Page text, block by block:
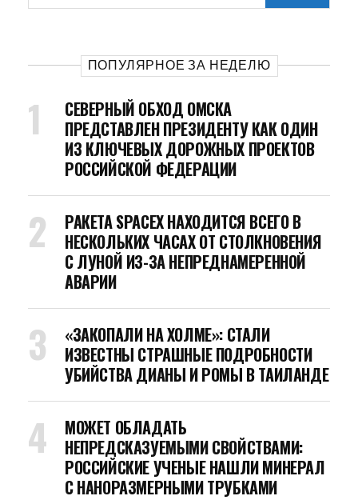
ПОПУЛЯРНОЕ ЗА НЕДЕЛЮ
СЕВЕРНЫЙ ОБХОД ОМСКА
ПРЕДСТАВЛЕН ПРЕЗИДЕНТУ КАК ОДИН
ИЗ КЛЮЧЕВЫХ ДОРОЖНЫХ ПРОЕКТОВ
РОССИЙСКОЙ ФЕДЕРАЦИИ
РАКЕТА SPACEX НАХОДИТСЯ ВСЕГО В
НЕСКОЛЬКИХ ЧАСАХ ОТ СТОЛКНОВЕНИЯ
С ЛУНОЙ ИЗ-ЗА НЕПРЕДНАМЕРЕННОЙ
АВАРИИ
«ЗАКОПАЛИ НА ХОЛМЕ»: СТАЛИ
ИЗВЕСТНЫ СТРАШНЫЕ ПОДРОБНОСТИ
УБИЙСТВА ДИАНЫ И РОМЫ В ТАИЛАНДЕ
МОЖЕТ ОБЛАДАТЬ
НЕПРЕДСКАЗУЕМЫМИ СВОЙСТВАМИ:
РОССИЙСКИЕ УЧЕНЫЕ НАШЛИ МИНЕРАЛ
С НАНОРАЗМЕРНЫМИ ТРУБКАМИ